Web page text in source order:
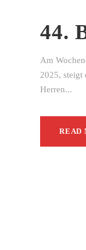
44.
Am
2025, steigt
Herren...
READ